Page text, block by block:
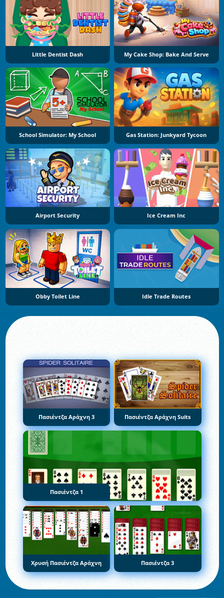
Little Dentist Dash My Cake Shop: Bake And Serve
School Simulator: My School Gas Station: Junkyard Tycoon
Airport Security Ice Cream Inc
Obby Toilet Line Idle Trade Routes
Πασιέντζα Αράχνη 3 Πασιέντζα Αράχνη Suits
Πασιέντζα 1
Χρυσή Πασιέντζα Αράχνη Πασιέντζα 3